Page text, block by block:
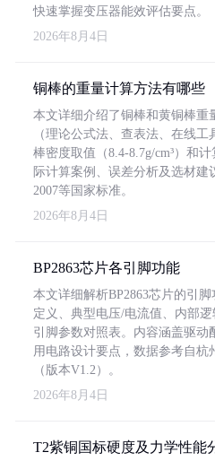
快速掌握变压器能效评估要点。
2026年8月4日
铜棒的重量计算方法有哪些
本文详细介绍了铜棒和黄铜棒重
（理论公式法、查表法、在线
棒密度取值（8.4-8.7g/cm³）和
际计算案例、误差分析及选材建
2007等国家标准。
2026年8月4日
BP2863芯片各引脚功能
本文详细解析BP2863芯片的引
定义、典型电压/电流值、内部
引脚参数对照表。内容涵盖驱动
用电路设计要点，数据参考自杭
（版本V1.2）。
2026年8月4日
T2紫铜国标硬度及力学性能